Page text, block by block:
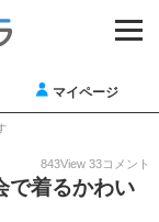
マイページ
843View 33コメント
で着るかわい